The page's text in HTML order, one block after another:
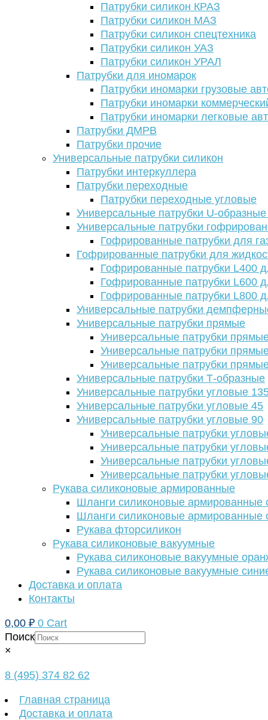
Патрубки силикон КРАЗ
Патрубки силикон МАЗ
Патрубки силикон спецтехника
Патрубки силикон УАЗ
Патрубки силикон УРАЛ
Патрубки для иномарок
Патрубки иномарки грузовые
Патрубки иномарки
Патрубки иномарки легковые
Патрубки ДМРВ
Патрубки прочие
Универсальные патрубки силикон
Патрубки интеркуллера
Патрубки переходные
Патрубки переходные угловые
Универсальные патрубки U-
Универсальные патрубки
Гофрированные патрубки для
Гофрированные патрубки для
Гофрированные патрубки L400
Гофрированные патрубки L600
Гофрированные патрубки L800
Универсальные патрубки
Универсальные патрубки прямые
Универсальные патрубки
Универсальные патрубки
Универсальные патрубки
Универсальные патрубки Т-образные
Универсальные патрубки угловые
Универсальные патрубки угловые 45
Универсальные патрубки угловые 90
Универсальные патрубки
Универсальные патрубки
Универсальные патрубки
Универсальные патрубки
Рукава силиконовые армированные
Шланги силиконовые армированные
Шланги силиконовые армированные
Рукава фторсиликон
Рукава силиконовые вакуумные
Рукава силиконовые вакуумные
Рукава силиконовые вакуумные
Доставка и оплата
Контакты
0,00 ₽ 0 Cart
Поиск
×
8 (495) 374 82 62
Главная страница
Доставка и оплата